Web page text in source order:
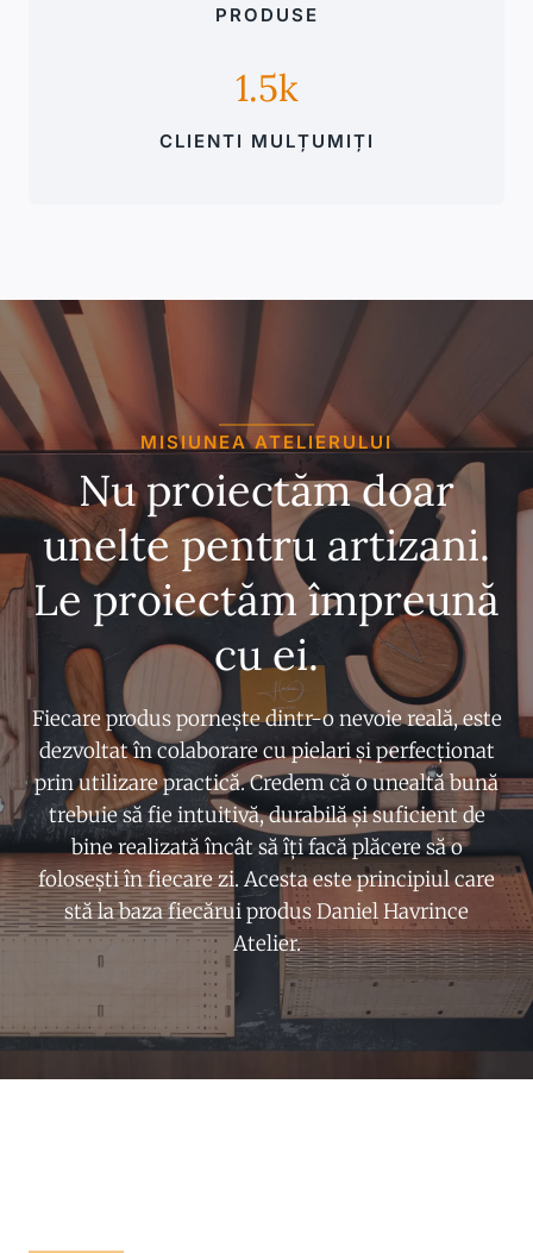
PRODUSE
1.5k
CLIENTI MULȚUMIȚI
MISIUNEA ATELIERULUI
Nu proiectăm doar
unelte pentru artizani.
Le proiectăm împreună
cu ei.
Fiecare produs pornește dintr-o nevoie reală, este
dezvoltat în colaborare cu pielari și perfecționat
prin utilizare practică. Credem că o unealtă bună
trebuie să fie intuitivă, durabilă și suficient de
bine realizată încât să îți facă plăcere să o
folosești în fiecare zi. Acesta este principiul care
stă la baza fiecărui produs Daniel Havrince
Atelier.